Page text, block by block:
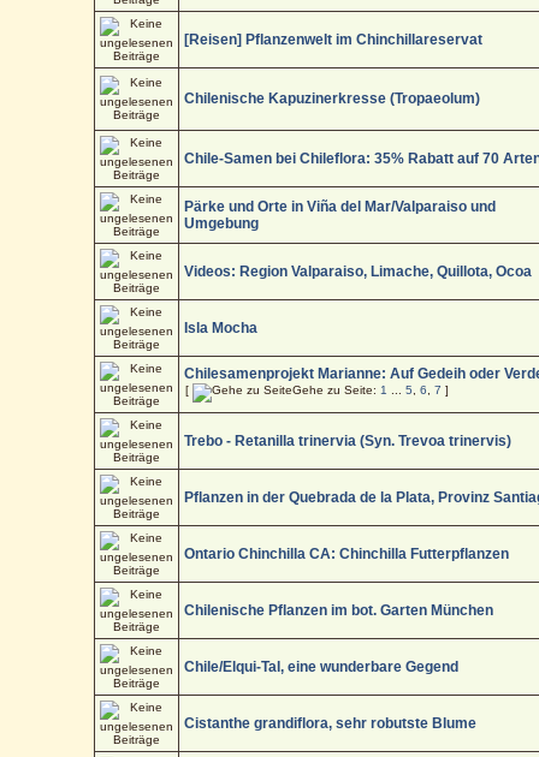
[Reisen] Pflanzenwelt im Chinchillareservat
Chilenische Kapuzinerkresse (Tropaeolum)
Chile-Samen bei Chileflora: 35% Rabatt auf 70
Pärke und Orte in Viña del Mar/Valparaiso und
Umgebung
Videos: Region Valparaiso, Limache, Quillota, Ocoa
Isla Mocha
Chilesamenprojekt Marianne: Auf Gedeih oder
[ Gehe zu Seite: 1 ...5 ,6 ,7 ]
Trebo - Retanilla trinervia (Syn. Trevoa trinervis)
Pflanzen in der Quebrada de la Plata, Provinz
Ontario Chinchilla CA: Chinchilla Futterpflanzen
Chilenische Pflanzen im bot. Garten München
Chile/Elqui-Tal, eine wunderbare Gegend
Cistanthe grandiflora, sehr robutste Blume